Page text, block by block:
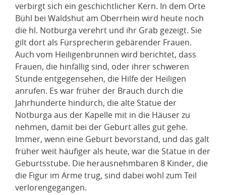
verbirgt sich ein geschichtlicher Kern. In dem Orte
Bühl bei Waldshut am Oberrhein wird heute noch
die hl. Notburga verehrt und ihr Grab gezeigt. Sie
gilt dort als Fürsprecherin gebärender Frauen.
Auch vom Heiligenbrunnen wird berichtet, dass
Frauen, die hinfällig sind, oder ihrer schweren
Stunde entgegensehen, die Hilfe der Heiligen
anrufen. Es war früher der Brauch durch die
Jahrhunderte hindurch, die alte Statue der
Notburga aus der Kapelle mit in die Häuser zu
nehmen, damit bei der Geburt alles gut gehe.
Immer, wenn eine Geburt bevorstand, und das galt
früher weit häufiger als heute, war die Statue in der
Geburtsstube. Die herausnehmbaren 8 Kinder, die
die Figur im Arme trug, sind dabei wohl zum Teil
verlorengegangen.